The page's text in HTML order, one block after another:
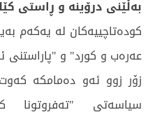
بەڵێنی درۆینە و ڕاستی
کودەتاچییەکان لە یەکەم
عەرەب و کورد" و "پاراستنی
زۆر زوو ئەو دەمامکە
سیاسەتی "تەفروتونا